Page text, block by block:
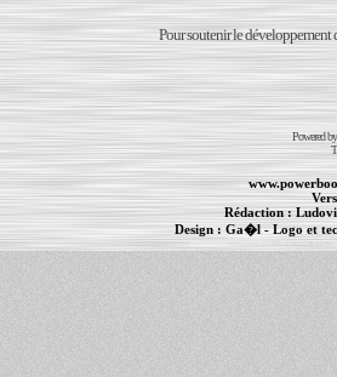
Pour soutenir le développement
Powered
Rédaction :
Design : Ga�l- Logo et
MacBook Pro-